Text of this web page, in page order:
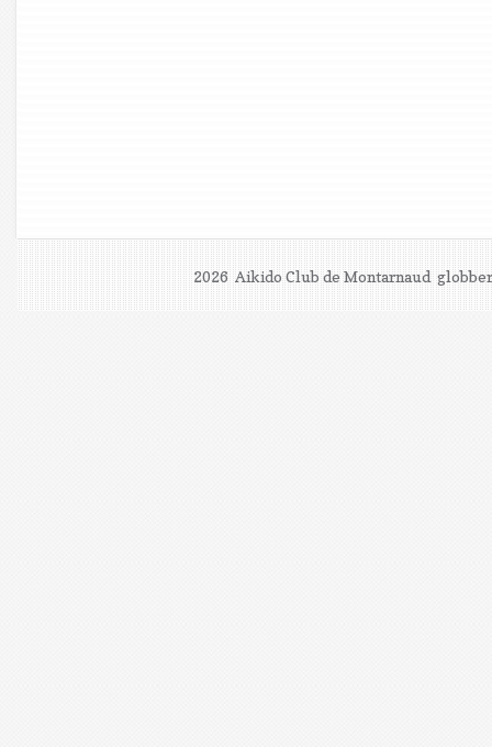
2026 Aikido Club de Montarnaud